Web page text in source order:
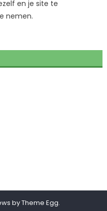
en je site te
nemen.
byTheme Egg.